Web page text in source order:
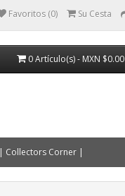
Favoritos (0) Su Cesta
0 Artículo(s) - MXN $0.00
| Collectors Corner |